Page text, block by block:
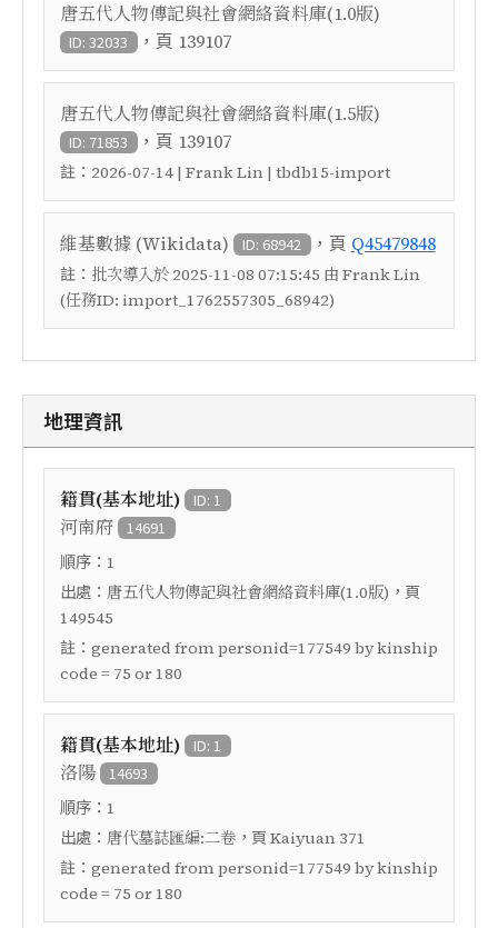
唐五代人物傳記與社會網絡資料庫(1.0版)
ID: 32033 ，頁 139107
唐五代人物傳記與社會網絡資料庫(1.5版)
ID: 71853 ，頁 139107
註： 2026-07-14 | Frank Lin | tbdb15-import
維基數據 (Wikidata) ID: 68942 ，頁 Q45479848
註： 批次導入於 2025-11-08 07:15:45 由 Frank Lin
(任務ID: import_1762557305_68942)
地理資訊
籍貫(基本地址) ID: 1
河南府 14691
順序： 1
出處： 唐五代人物傳記與社會網絡資料庫(1.0版) ，頁
149545
註： generated from personid=177549 by kinship
code = 75 or 180
籍貫(基本地址) ID: 1
洛陽 14693
順序： 1
出處： 唐代墓誌匯編:二卷 ，頁 Kaiyuan 371
註： generated from personid=177549 by kinship
code = 75 or 180